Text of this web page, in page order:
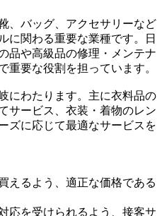
、バッグ、アクセサリーなど
に関わる重要な業種です。日
品や高級品の修理・メンテナ
重要な役割を担っています。
にわたります。主に衣料品の
サービス、衣装・着物のレン
ズに応じて最適なサービスを
えるよう、適正な価格である
応を受けられるよう、接客サ